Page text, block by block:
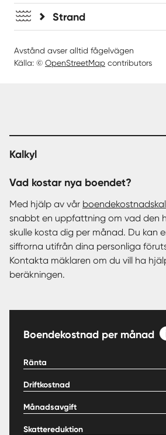
Strand
Avstånd avser alltid fågelvägen
Källa: © OpenStreetMap contributors
Kalkyl
Vad kostar nya boendet?
Med hjälp av vår
snabbt en uppfattning om vad den
skulle kosta dig per månad. Du kan
siffrorna utifrån dina personliga
Kontakta mäklaren om du vill ha
beräkningen.
Boendekostnad per månad
Ränta
Driftkostnad
Månadsavgift
Skattereduktion